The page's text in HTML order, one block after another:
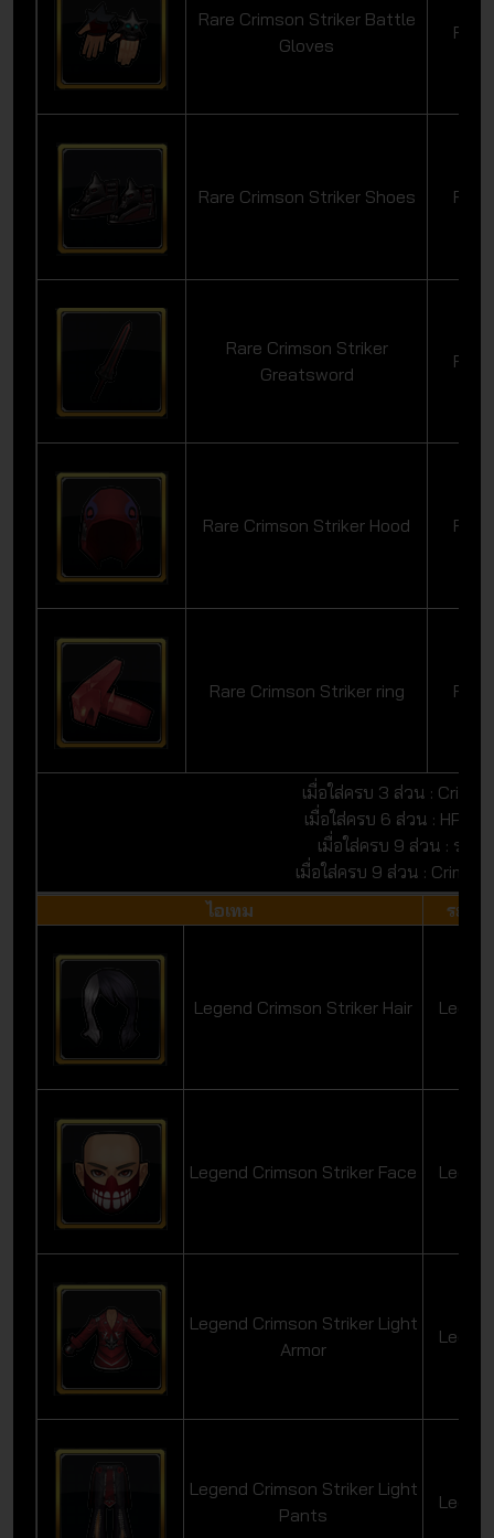
Rare Crimson Striker Battle
Gloves
Rare
Rare Crimson Striker Shoes Rare
Rare Crimson Striker
Greatsword
Rare
Rare Crimson Striker Hood Rare
Rare Crimson Striker ring Rare
เมื่อใส่ครบ 3 ส่วน : Cri
เมื่อใส่ครบ 6 ส่วน : HP
เมื่อใส่ครบ 9 ส่วน : ระดั
เมื่อใส่ครบ 9 ส่วน :
ไอเทม
ระดับ
Legend Crimson Striker Hair
Legend Crimson Striker Face
Legend Crimson Striker Light
Armor
Legend Crimson Striker Light
Pants